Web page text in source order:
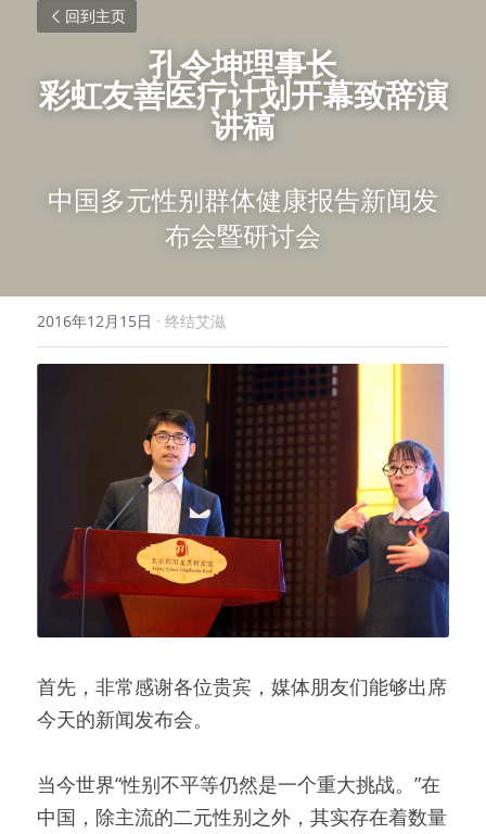
回到主页
孔令坤理事长
彩虹友善医疗计划开幕致辞演
讲稿
中国多元性别群体健康报告新闻发
布会暨研讨会
2016年12月15日 · 终结艾滋
首先，非常感谢各位贵宾，媒体朋友们能够出席
今天的新闻发布会。
当今世界“性别不平等仍然是一个重大挑战。”在
中国，除主流的二元性别之外，其实存在着数量